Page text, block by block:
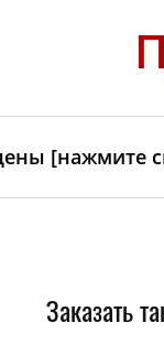
[нажмите
Заказать